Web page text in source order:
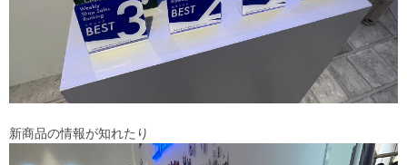
新商品の情報が知れたり